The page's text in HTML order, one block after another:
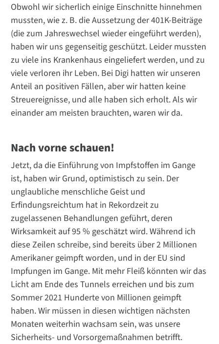
Obwohl wir sicherlich einige Einschnitte hinnehmen
mussten, wie z. B. die Aussetzung der 401K-Beiträge
(die zum Jahreswechsel wieder eingeführt werden),
haben wir uns gegenseitig geschützt. Leider mussten
zu viele ins Krankenhaus eingeliefert werden, und zu
viele verloren ihr Leben. Bei Digi hatten wir unseren
Anteil an positiven Fällen, aber wir hatten keine
Streuereignisse, und alle haben sich erholt. Als wir
einander am meisten brauchten, waren wir da.
Nach vorne schauen!
Jetzt, da die Einführung von Impfstoffen im Gange
ist, haben wir Grund, optimistisch zu sein. Der
unglaubliche menschliche Geist und
Erfindungsreichtum hat in Rekordzeit zu
zugelassenen Behandlungen geführt, deren
Wirksamkeit auf 95 % geschätzt wird. Während ich
diese Zeilen schreibe, sind bereits über 2 Millionen
Amerikaner geimpft worden, und in der EU sind
Impfungen im Gange. Mit mehr Fleiß könnten wir das
Licht am Ende des Tunnels erreichen und bis zum
Sommer 2021 Hunderte von Millionen geimpft
haben. Wir müssen in diesen wichtigen nächsten
Monaten weiterhin wachsam sein, was unsere
Sicherheits- und Vorsorgemaßnahmen betrifft.